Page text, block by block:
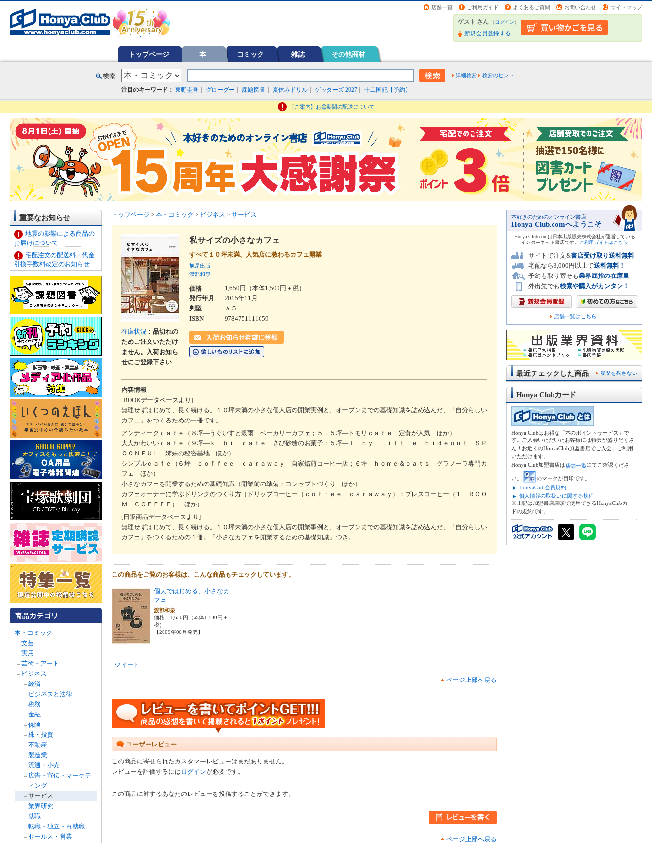
店舗一覧 ご利用ガイド よくあるご質問 お問い合わせ サイトマップ
ゲスト さん （ログイン）
新規会員登録する
トップページ 本 コミック 雑誌 その他商材
詳細検索 検索のヒント
注目のキーワード： 東野圭吾 グローグー 課題図書 夏休みドリル ゲッターズ 2027 十二国記【予約】
【ご案内】お盆期間の配送について
重要なお知らせ
地震の影響による商品の
お届けについて
宅配注文の配送料・代金
引換手数料改定のお知らせ
本・コミック
文芸
実用
芸術・アート
ビジネス
経済
ビジネスと法律
税務
金融
保険
株・投資
不動産
製造業
流通・小売
広告・宣伝・マーケテ
ィング
サービス
業界研究
就職
転職・独立・再就職
セールス・営業
トップページ > 本・コミック > ビジネス > サービス
在庫状況 ：品切れの
ためご注文いただけ
ません。入荷お知ら
せにご登録下さい
私サイズの小さなカフェ
すべて１０坪未満。人気店に教わるカフェ開業
旭屋出版
渡部和泉
価格
1,650円（本体1,500円＋税）
発行年月
2015年11月
判型
Ａ５
ISBN
9784751111659
内容情報
[BOOKデータベースより]
無理せずはじめて、長く続ける。１０坪未満の小さな個人店の開業実例と、オープンまでの基礎知識を詰め込んだ、「自分らしい
カフェ」をつくるための一冊です。
アンティークｃａｆｅ（８坪―うぐいすと穀雨 ベーカリーカフェ；５．５坪―トモリｃａｆｅ 定食が人気 ほか）
大人かわいいｃａｆｅ（９坪―ｋｉｂｉ ｃａｆｅ きび砂糖のお菓子；５坪―ｔｉｎｙ ｌｉｔｔｌｅ ｈｉｄｅｏｕｔ ＳＰ
ＯＯＮＦＵＬ 姉妹の秘密基地 ほか）
シンプルｃａｆｅ（６坪―ｃｏｆｆｅｅ ｃａｒａｗａｙ 自家焙煎コーヒー店；６坪―ｈｏｍｅ＆ｏａｔｓ グラノーラ専門カ
フェ ほか）
小さなカフェを開業するための基礎知識（開業前の準備；コンセプトづくり ほか）
カフェオーナーに学ぶドリンクのつくり方（ドリップコーヒー（ｃｏｆｆｅｅ ｃａｒａｗａｙ）；プレスコーヒー（１ ＲＯＯ
Ｍ ＣＯＦＦＥＥ） ほか）
[日販商品データベースより]
無理せずはじめて、長く続ける。１０坪未満の小さな個人店の開業事例と、オープンまでの基礎知識を詰め込んだ、「自分らしい
カフェ」をつくるための１冊。「小さなカフェを開業するための基礎知識」つき。
この商品をご覧のお客様は、こんな商品もチェックしています。
個人ではじめる、小さなカ
フェ
渡部和泉
価格：1,650円（本体1,500円＋
税）
【2009年06月発売】
ツイート
ページ上部へ戻る
ユーザーレビュー
この商品に寄せられたカスタマーレビューはまだありません。
レビューを評価するには ログインが必要です。
この商品に対するあなたのレビューを投稿することができます。
ページ上部へ戻る
本好きのためのオンライン書店
Honya Club.comへようこそ
Honya Club.comは日本出版販売株式会社が運営している
インターネット書店です。
ご利用ガイドはこちら
サイトで注文&書店受け取り送料無料
宅配なら3,000円以上で送料無料！
予約も取り寄せも業界屈指の在庫量
外出先でも検索や購入がカンタン！
店舗一覧はこちら
履歴を残さない
最近チェックした商品
Honya Clubカード
Honya Clubはお得な「本のポイントサービス」で
す。ご入会いただいたお客様には特典が盛りだくさ
ん！お近くのHonyaClub加盟書店でご入会、ご利用
いただけます。
Honya Club加盟書店は店舗一覧にてご確認くださ
い。
のマークが目印です。
HonyaClub会員規約
個人情報の取扱いに関する規程
※上記は加盟書店店頭で使用できるHonyaClubカー
ドの規約です。